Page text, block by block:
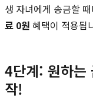
생 자녀에게 송금할
료 0원 혜택이 적용됩
4단계: 원하는
작!